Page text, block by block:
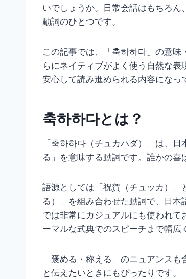
いでしょうか。日常会話はもちろ
動詞のひとつです。
この記事では、「축하하다」の意
らにネイティブがよく使う自然な
安心して読み進められる内容になっ
축하하다とは？
「축하하다（チュカハダ）」は、
る」を意味する動詞です。誰かの喜
語源としては「祝賀（チュッカ）
る）」を組み合わせた動詞で、日
では非常にカジュアルにも使われ
ーマルな式典でのスピーチまで幅広
「褒める・称える」のニュアンス
と伝えたいときにもぴったりです。